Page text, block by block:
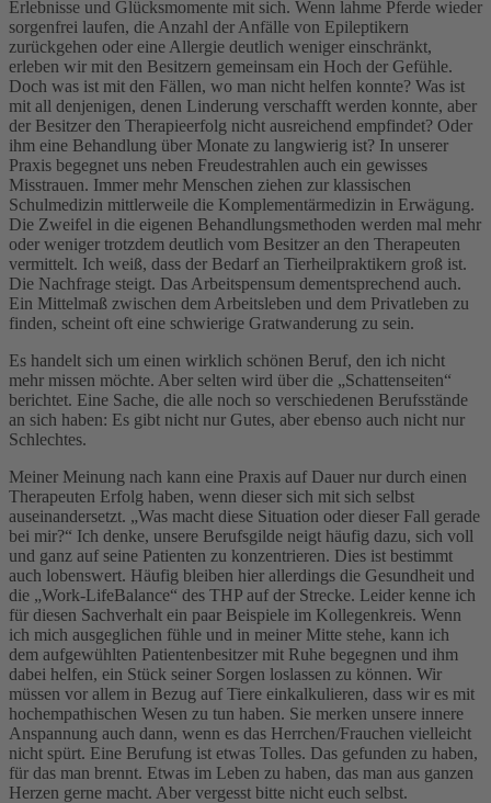
Erlebnisse und Glücksmomente mit sich. Wenn lahme Pferde wieder
sorgenfrei laufen, die Anzahl der Anfälle von Epileptikern
zurückgehen oder eine Allergie deutlich weniger einschränkt,
erleben wir mit den Besitzern gemeinsam ein Hoch der Gefühle.
Doch was ist mit den Fällen, wo man nicht helfen konnte? Was ist
mit all denjenigen, denen Linderung verschafft werden konnte, aber
der Besitzer den Therapieerfolg nicht ausreichend empfindet? Oder
ihm eine Behandlung über Monate zu langwierig ist? In unserer
Praxis begegnet uns neben Freudestrahlen auch ein gewisses
Misstrauen. Immer mehr Menschen ziehen zur klassischen
Schulmedizin mittlerweile die Komplementärmedizin in Erwägung.
Die Zweifel in die eigenen Behandlungsmethoden werden mal mehr
oder weniger trotzdem deutlich vom Besitzer an den Therapeuten
vermittelt. Ich weiß, dass der Bedarf an Tierheilpraktikern groß ist.
Die Nachfrage steigt. Das Arbeitspensum dementsprechend auch.
Ein Mittelmaß zwischen dem Arbeitsleben und dem Privatleben zu
finden, scheint oft eine schwierige Gratwanderung zu sein.
Es handelt sich um einen wirklich schönen Beruf, den ich nicht
mehr missen möchte. Aber selten wird über die „Schattenseiten“
berichtet. Eine Sache, die alle noch so verschiedenen Berufsstände
an sich haben: Es gibt nicht nur Gutes, aber ebenso auch nicht nur
Schlechtes.
Meiner Meinung nach kann eine Praxis auf Dauer nur durch einen
Therapeuten Erfolg haben, wenn dieser sich mit sich selbst
auseinandersetzt. „Was macht diese Situation oder dieser Fall gerade
bei mir?“ Ich denke, unsere Berufsgilde neigt häufig dazu, sich voll
und ganz auf seine Patienten zu konzentrieren. Dies ist bestimmt
auch lobenswert. Häufig bleiben hier allerdings die Gesundheit und
die „Work-LifeBalance“ des THP auf der Strecke. Leider kenne ich
für diesen Sachverhalt ein paar Beispiele im Kollegenkreis. Wenn
ich mich ausgeglichen fühle und in meiner Mitte stehe, kann ich
dem aufgewühlten Patientenbesitzer mit Ruhe begegnen und ihm
dabei helfen, ein Stück seiner Sorgen loslassen zu können. Wir
müssen vor allem in Bezug auf Tiere einkalkulieren, dass wir es mit
hochempathischen Wesen zu tun haben. Sie merken unsere innere
Anspannung auch dann, wenn es das Herrchen/Frauchen vielleicht
nicht spürt. Eine Berufung ist etwas Tolles. Das gefunden zu haben,
für das man brennt. Etwas im Leben zu haben, das man aus ganzen
Herzen gerne macht. Aber vergesst bitte nicht euch selbst.